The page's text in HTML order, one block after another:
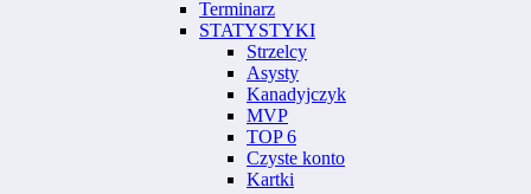
Terminarz
STATYSTYKI
Strzelcy
Asysty
Kanadyjczyk
MVP
TOP 6
Czyste konto
Kartki